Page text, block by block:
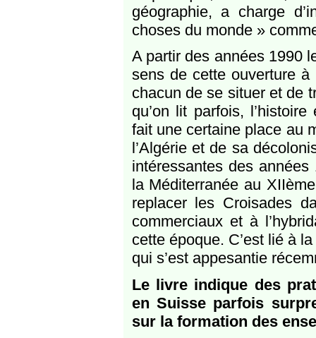
géographie, a charge
choses du monde »
A partir des années 1990
sens de cette ouverture
chacun de se situer et de
qu’on lit parfois,
fait une certaine place au
l’Algérie et de sa
intéressantes des
la Méditerranée au
replacer les Croisades
commerciaux et à
cette époque. C’est lié à
qui s’est appesantie
Le livre indique des
en Suisse parfois
sur la formation des